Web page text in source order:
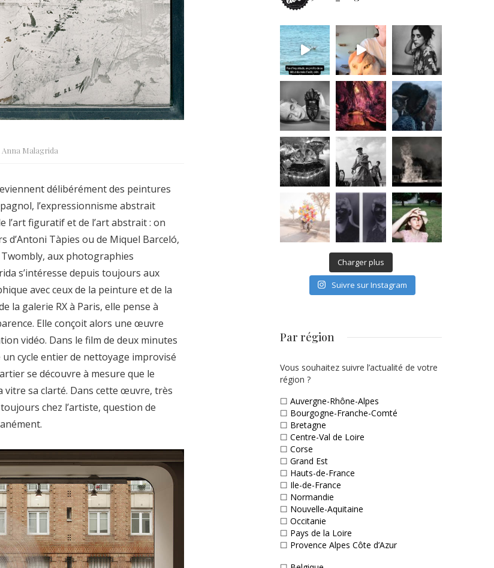
Anna Malagrida
délibérément des peintures
l’expressionnisme abstrait
l’art figuratif et de l’art abstrait : on
d’Antoni Tàpies ou de Miquel Barceló,
aux photographies
s’intéresse depuis toujours aux
avec ceux de la peinture et de la
la galerie RX à Paris, elle pense à
Elle conçoit alors une œuvre
vidéo. Dans le film de deux minutes
cycle entier de nettoyage improvisé
se découvre à mesure que le
vitre sa clarté. Dans cette œuvre, très
chez l’artiste, question de
Charger plus
Suivre sur Instagram
Par région
Vous souhaitez suivre l’actualité de votre
région ?
☐ Auvergne-Rhône-Alpes
☐ Bourgogne-Franche-Comté
☐ Bretagne
☐ Centre-Val de Loire
☐ Corse
☐ Grand Est
☐ Hauts-de-France
☐ Ile-de-France
☐ Normandie
☐ Nouvelle-Aquitaine
☐ Occitanie
☐ Pays de la Loire
☐ Provence Alpes Côte d’Azur